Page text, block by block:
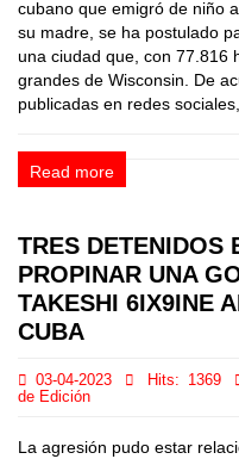
cubano que emigró de niño
su madre, se ha postulado
una ciudad que, con 77.816
grandes de Wisconsin. De
publicadas en redes
Read more
TRES DETENIDOS
PROPINAR UNA
TAKESHI 6IX9INE
CUBA
03-04-2023 Hits: 1369
de Edición
La agresión pudo estar